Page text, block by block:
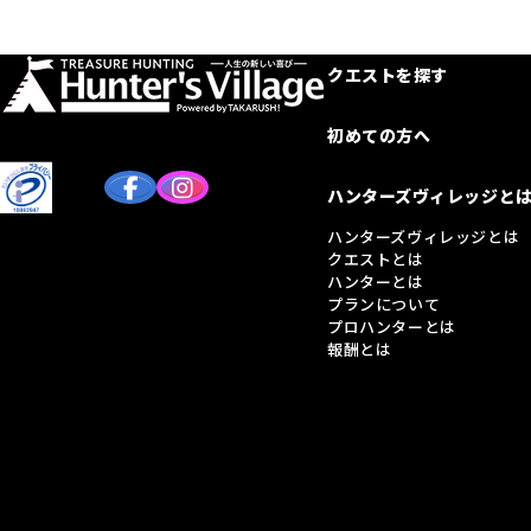
クエストを探す
初めての方へ
ハンターズヴィレッジと
ハンターズヴィレッジとは
クエストとは
ハンターとは
プランについて
プロハンターとは
報酬とは